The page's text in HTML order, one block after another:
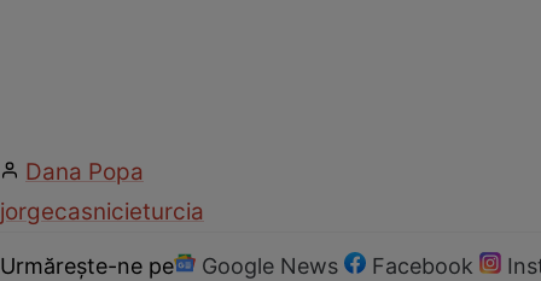
Dana Popa
jorgecasnicieturcia
Urmărește-ne pe Google News Facebook